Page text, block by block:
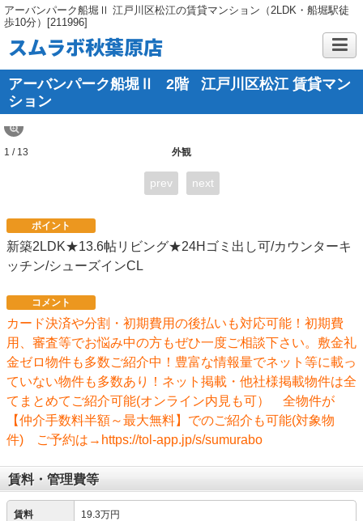
アーバンパーク船堀Ⅱ 江戸川区松江の賃貸マンション（2LDK・船堀駅徒
歩10分）[211996]
スムラボ秋葉原店
アーバンパーク船堀Ⅱ 2階
江戸川区松江 賃貸マン
ション
外観
1 / 13
prev next
ポイント
新築2LDK★13.6帖リビング★24Hゴミ出し可/カウンターキ
ッチン/シューズインCL
コメント
カード決済や分割・初期費用の後払いも対応可能！初期費
用、審査等でお悩み中の方もぜひ一度ご相談下さい。敷金礼
金ゼロ物件も多数ご紹介中！豊富な情報量でネット等に載っ
ていない物件も多数あり！ネット掲載・他社様掲載物件は全
てまとめてご紹介可能(オンライン内見も可） 全物件が
【仲介手数料半額～最大無料】でのご紹介も可能(対象物
件) ご予約は→https://tol-app.jp/s/sumurabo
賃料・管理費等
賃料 19.3万円